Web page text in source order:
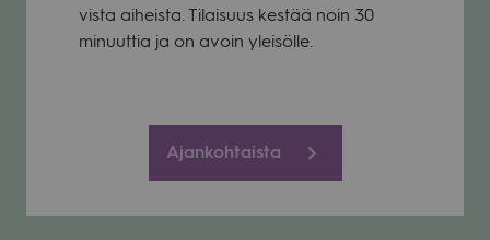
vista aiheista. Tilai­suus kes­tää noin 30
minuut­tia ja on avoin ylei­sölle.
Ajankohtaista